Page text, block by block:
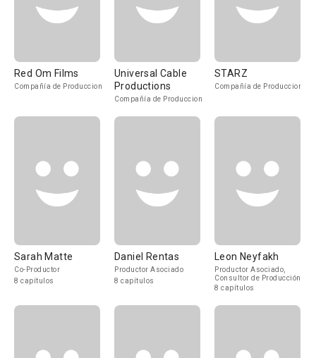
Red Om Films
Compañía de Produccion
Universal Cable
Productions
Compañía de Produccion
STARZ
Compañía de Produccion
Sarah Matte
Co-Productor
8 capítulos
Daniel Rentas
Productor Asociado
8 capítulos
Leon Neyfakh
Productor Asociado,
Consultor de Producción
8 capítulos